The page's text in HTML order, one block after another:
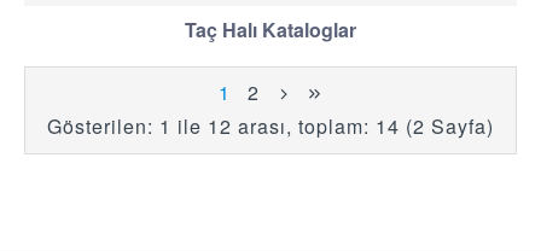
Taç Halı Kataloglar
1
2
Gösterilen: 1 ile 12 arası, toplam: 14 (2 Sayfa)